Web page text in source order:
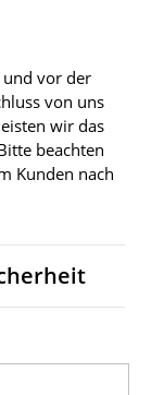
und vor der
von uns
wir das
beachten
Kunden nach